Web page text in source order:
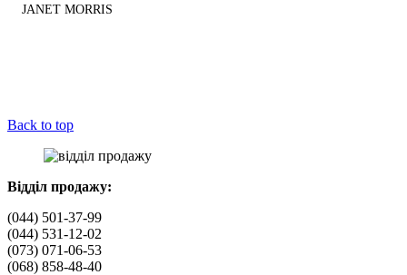
JANET MORRIS
Back to top
Відділ продажу:
(044) 501-37-99
(044) 531-12-02
(073) 071-06-53
(068) 858-48-40